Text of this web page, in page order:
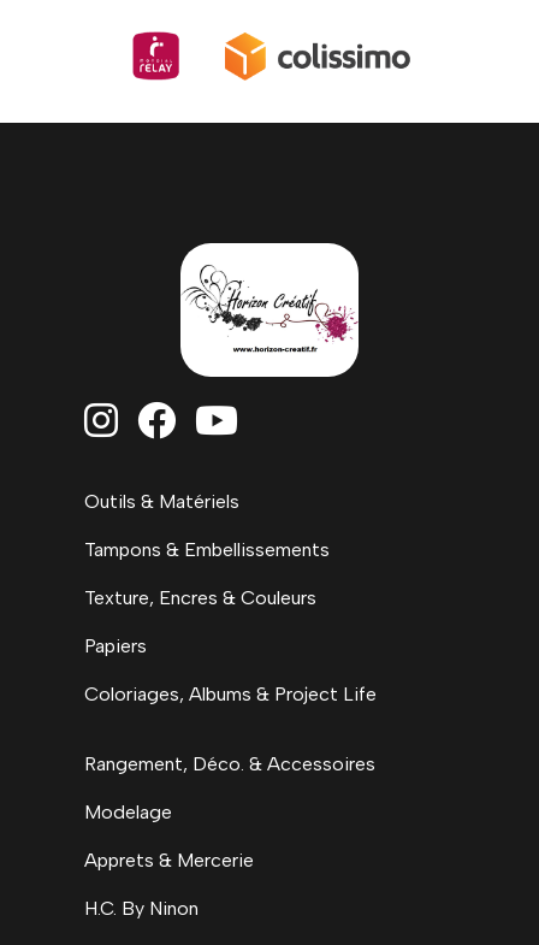
  
Outils & Matériels
Tampons & Embellissements
Texture, Encres & Couleurs
Papiers
Coloriages, Albums & Project Life
Rangement, Déco. & Accessoires
Modelage
Apprets & Mercerie
H.C. By Ninon